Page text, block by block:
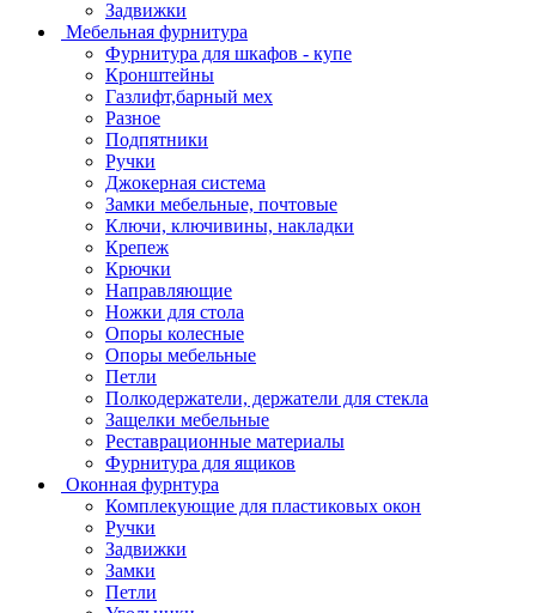
Задвижки
Мебельная фурнитура
Фурнитура для шкафов - купе
Кронштейны
Газлифт,барный мех
Разное
Подпятники
Ручки
Джокерная система
Замки мебельные, почтовые
Ключи, ключивины, накладки
Крепеж
Крючки
Направляющие
Ножки для стола
Опоры колесные
Опоры мебельные
Петли
Полкодержатели, держатели для стекла
Защелки мебельные
Реставрационные материалы
Фурнитура для ящиков
Оконная фурнтура
Комплекующие для пластиковых окон
Ручки
Задвижки
Замки
Петли